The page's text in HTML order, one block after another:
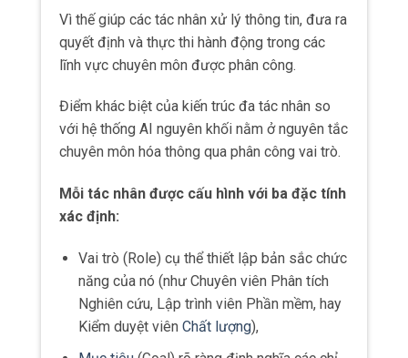
Vì thế giúp các tác nhân xử lý thông tin, đưa ra
quyết định và thực thi hành động trong các
lĩnh vực chuyên môn được phân công.
Điểm khác biệt của kiến trúc đa tác nhân so
với hệ thống AI nguyên khối nằm ở nguyên tắc
chuyên môn hóa thông qua phân công vai trò.
Mỗi tác nhân được cấu hình với ba đặc tính
xác định:
Vai trò (Role) cụ thể thiết lập bản sắc chức
năng của nó (như Chuyên viên Phân tích
Nghiên cứu, Lập trình viên Phần mềm, hay
Kiểm duyệt viên Chất lượng),